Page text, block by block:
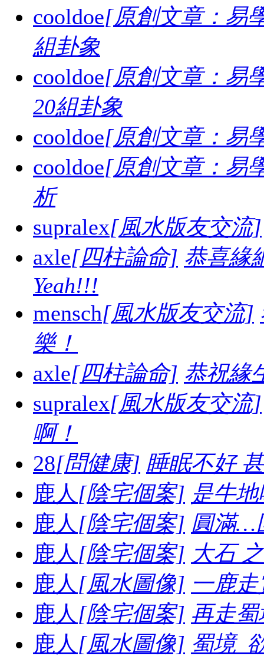
cooldoe[原創文章：易
組卦象
cooldoe[原創文章：易
20組卦象
cooldoe[原創文章：易
cooldoe[原創文章：易
析
supralex[風水版友交流]
axle[四柱論命] 恭喜緣
Yeah!!!
mensch[風水版友交流]
樂！
axle[四柱論命] 恭祝緣
supralex[風水版友交流]
啊！
28[問健康] 睡眠不好
鹿人 [陰宅個案] 是牛
鹿人 [陰宅個案] 圓滿…
鹿人 [陰宅個案] 大石
鹿人 [風水圖像] 一鹿
鹿人 [陰宅個案] 再走
鹿人 [風水圖像] 蜀境_